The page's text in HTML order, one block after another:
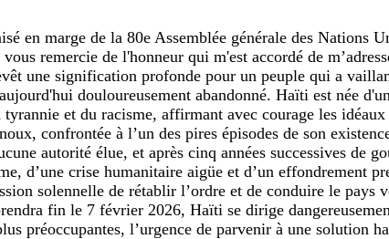
en marge de la 80e Assemblée générale des Nations
remercie de l'honneur qui m'est accordé de
une signification profonde pour un peuple qui a
douloureusement abandonné. Haïti est née
et du racisme, affirmant avec courage les
confrontée à l’un des pires épisodes de son
autorité élue, et après cinq années successives de
d’une crise humanitaire aigüe et d’un effondrement
solennelle de rétablir l’ordre et de conduire le pays
fin le 7 février 2026, Haïti se dirige
préoccupantes, l’urgence de parvenir à une solution